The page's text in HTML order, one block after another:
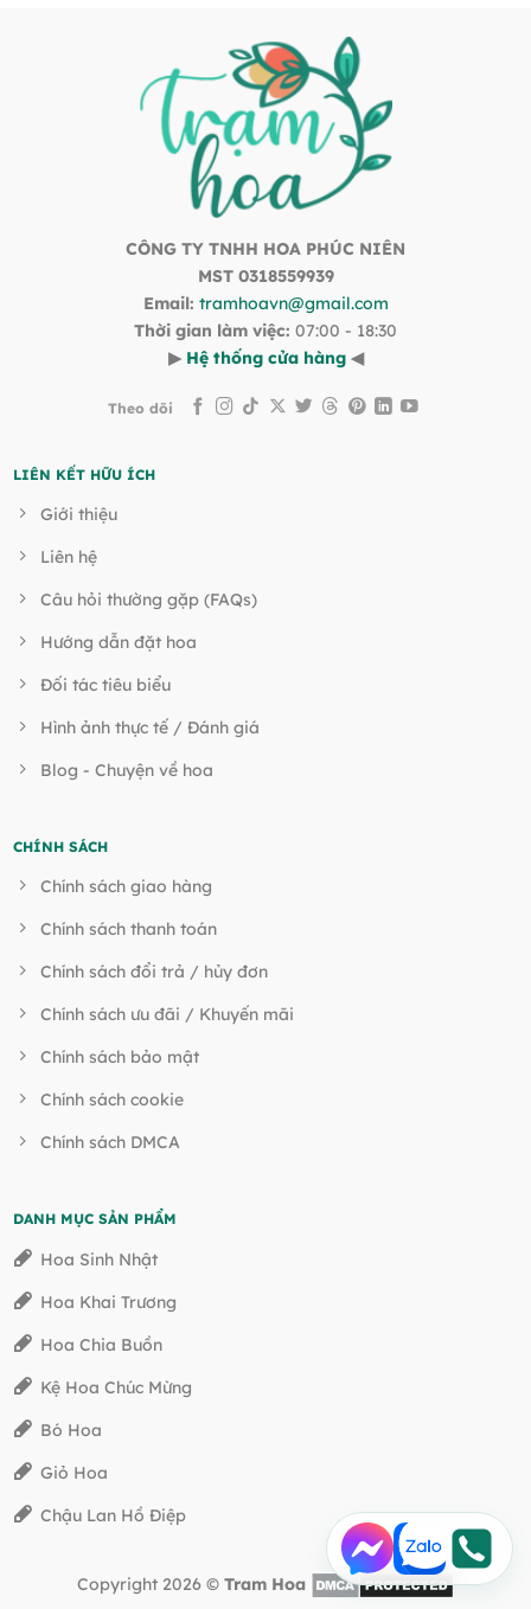
CÔNG TY TNHH HOA PHÚC NIÊN
MST 0318559939
Email: tramhoavn@gmail.com
Thời gian làm việc: 07:00 - 18:30
▶ Hệ thống cửa hàng ◀
Theo dõi
LIÊN KẾT HỮU ÍCH
Giới thiệu
Liên hệ
Câu hỏi thường gặp (FAQs)
Hướng dẫn đặt hoa
Đối tác tiêu biểu
Hình ảnh thực tế / Đánh giá
Blog - Chuyện về hoa
CHÍNH SÁCH
Chính sách giao hàng
Chính sách thanh toán
Chính sách đổi trả / hủy đơn
Chính sách ưu đãi / Khuyến mãi
Chính sách bảo mật
Chính sách cookie
Chính sách DMCA
DANH MỤC SẢN PHẨM
Hoa Sinh Nhật
Hoa Khai Trương
Hoa Chia Buồn
Kệ Hoa Chúc Mừng
Bó Hoa
Giỏ Hoa
Chậu Lan Hồ Điệp
Copyright 2026 © Tram Hoa